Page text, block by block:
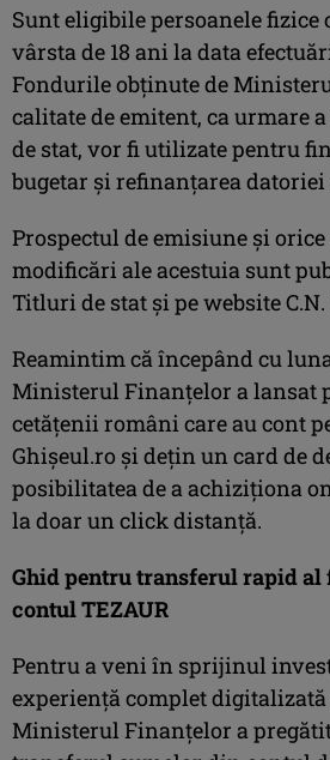
Sunt eligibile persoanele
vârsta de 18 ani la data
Fondurile obținute de
calitate de emitent, ca urmare
de stat, vor fi utilizate pentru
bugetar și refinanțarea datoriei
Prospectul de emisiune și
modificări ale acestuia sunt
Titluri de stat și pe website C.N.
Reamintim că începând cu
Ministerul Finanțelor a lansat
cetățenii români care au cont
Ghișeul.ro și dețin un card de
posibilitatea de a achiziționa
la doar un click distanță.
Ghid pentru transferul rapid
contul TEZAUR
Pentru a veni în sprijinul
experiență complet digitalizată
Ministerul Finanțelor a